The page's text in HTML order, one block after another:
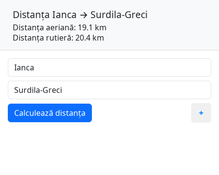
Distanța Ianca → Surdila-Greci
Distanța aeriană: 19.1 km
Distanța rutieră: 20.4 km
Calculează distanța +